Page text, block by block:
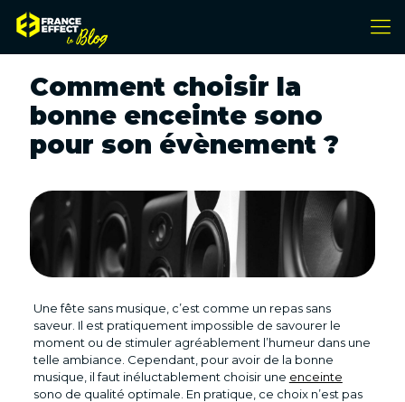
Comment choisir la
bonne enceinte sono
pour son évènement ?
Une fête sans musique, c’est comme un repas sans
saveur. Il est pratiquement impossible de savourer le
moment ou de stimuler agréablement l’humeur dans une
telle ambiance. Cependant, pour avoir de la bonne
musique, il faut inéluctablement choisir une enceinte
sono de qualité optimale. En pratique, ce choix n’est pas